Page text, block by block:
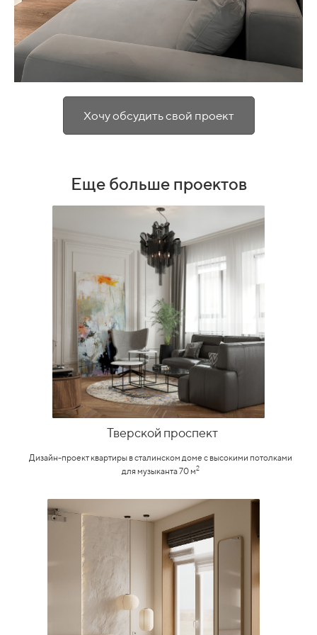
Хочу обсудить свой проект
Еще больше проектов
Тверской проспект
Дизайн-проект квартиры в сталинском доме с высокими потолками
для музыканта 70 м2